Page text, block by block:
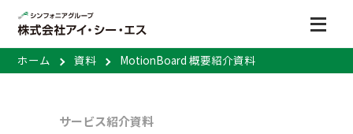
ホーム 資料 MotionBoard 概要紹介資料
サービス紹介資料